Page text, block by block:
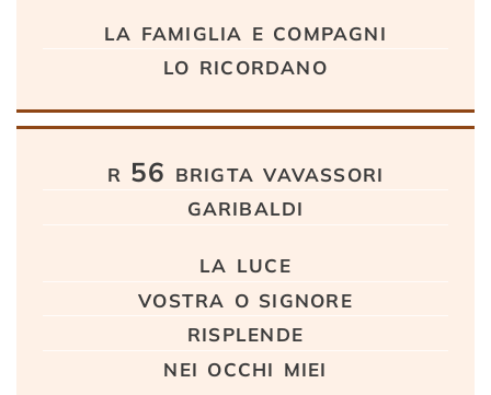
la famiglia e compagni
lo ricordano
r 56 brigta vavassori
garibaldi
la luce
vostra o signore
risplende
nei occhi miei